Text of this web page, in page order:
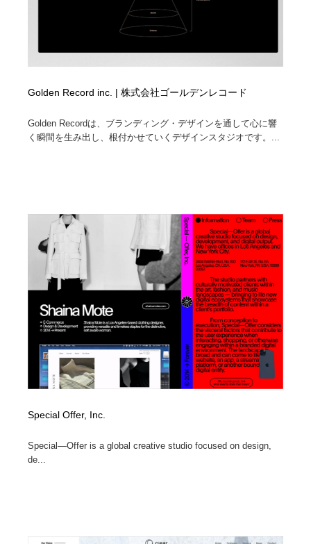
Golden Record inc. | 株式会社ゴールデンレコード
Golden Recordは、ブランディング・デザインを通して心に響
く瞬間を生み出し、根付かせていくデザインスタジオです。...
Special Offer, Inc.
Special—Offer is a global creative studio focused on design,
de...